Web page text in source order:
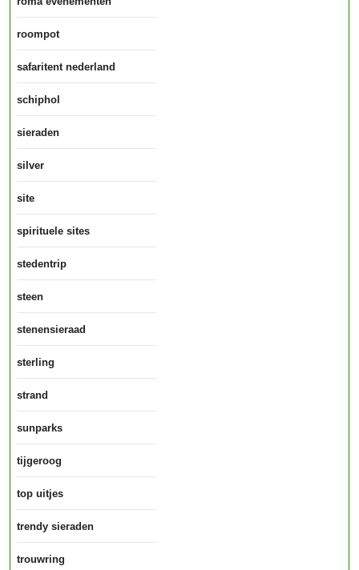
roompot
safaritent nederland
schiphol
sieraden
silver
site
spirituele sites
stedentrip
steen
stenensieraad
sterling
strand
sunparks
tijgeroog
top uitjes
trendy sieraden
trouwring